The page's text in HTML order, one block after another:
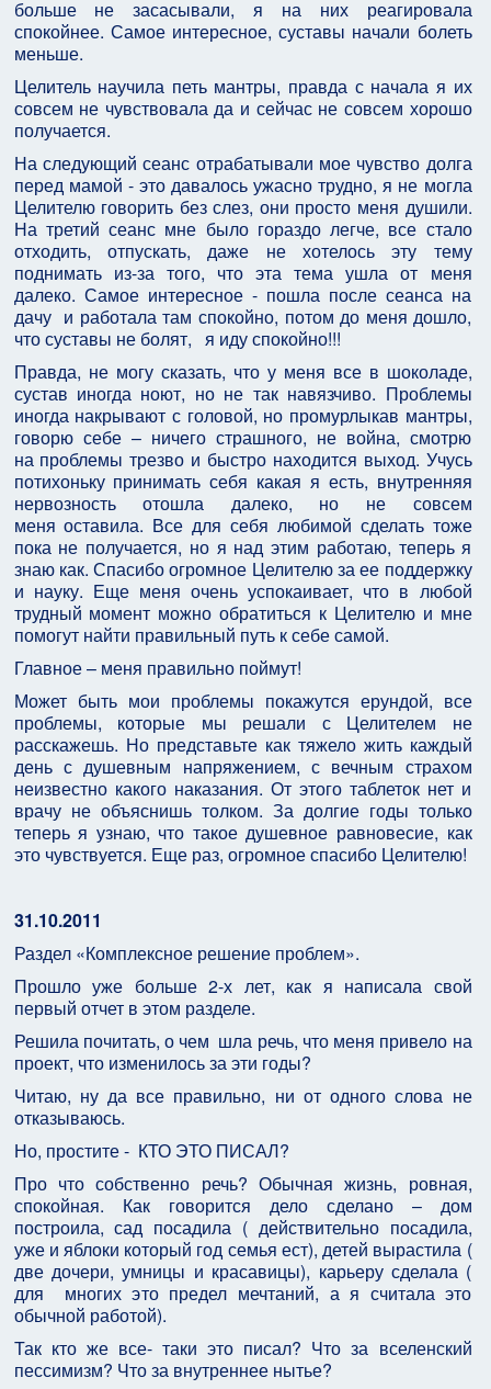
больше не засасывали, я на них реагировала
спокойнее. Самое интересное, суставы начали болеть
меньше.
Целитель научила петь мантры, правда с начала я их
совсем не чувствовала да и сейчас не совсем хорошо
получается.
На следующий сеанс отрабатывали мое чувство долга
перед мамой - это давалось ужасно трудно, я не могла
Целителю говорить без слез, они просто меня душили.
На третий сеанс мне было гораздо легче, все стало
отходить, отпускать, даже не хотелось эту тему
поднимать из-за того, что эта тема ушла от меня
далеко. Самое интересное - пошла после сеанса на
дачу и работала там спокойно, потом до меня дошло,
что суставы не болят, я иду спокойно!!!
Правда, не могу сказать, что у меня все в шоколаде,
сустав иногда ноют, но не так навязчиво. Проблемы
иногда накрывают с головой, но промурлыкав мантры,
говорю себе – ничего страшного, не война, смотрю
на проблемы трезво и быстро находится выход. Учусь
потихоньку принимать себя какая я есть, внутренняя
нервозность отошла далеко, но не совсем
меня оставила. Все для себя любимой сделать тоже
пока не получается, но я над этим работаю, теперь я
знаю как. Спасибо огромное Целителю за ее поддержку
и науку. Еще меня очень успокаивает, что в любой
трудный момент можно обратиться к Целителю и мне
помогут найти правильный путь к себе самой.
Главное – меня правильно поймут!
Может быть мои проблемы покажутся ерундой, все
проблемы, которые мы решали с Целителем не
расскажешь. Но представьте как тяжело жить каждый
день с душевным напряжением, с вечным страхом
неизвестно какого наказания. От этого таблеток нет и
врачу не объяснишь толком. За долгие годы только
теперь я узнаю, что такое душевное равновесие, как
это чувствуется. Еще раз, огромное спасибо Целителю!
31.10.2011
Раздел «Комплексное решение проблем».
Прошло уже больше 2-х лет, как я написала свой
первый отчет в этом разделе.
Решила почитать, о чем шла речь, что меня привело на
проект, что изменилось за эти годы?
Читаю, ну да все правильно, ни от одного слова не
отказываюсь.
Но, простите - КТО ЭТО ПИСАЛ?
Про что собственно речь? Обычная жизнь, ровная,
спокойная. Как говорится дело сделано – дом
построила, сад посадила ( действительно посадила,
уже и яблоки который год семья ест), детей вырастила (
две дочери, умницы и красавицы), карьеру сделала (
для многих это предел мечтаний, а я считала это
обычной работой).
Так кто же все- таки это писал? Что за вселенский
пессимизм? Что за внутреннее нытье?